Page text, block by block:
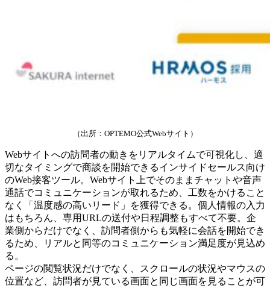
（出所：OPTEMO公式Webサイト）
Webサイトへの訪問者の動きをリアルタイムで可視化し、適
切なタイミングで商談を開始できるインサイドセールス向け
のWeb接客ツール。Webサイト上でそのままチャットや音声
通話でコミュニケーションが取れるため、工数をかけること
なく「温度感の高いリード」を獲得できる。個人情報の入力
はもちろん、専用URLの送付や日程調整もすべて不要。企
業側からだけでなく、訪問者側からも気軽に会話を開始でき
るため、リアルと同等のコミュニケーション満足度が見込め
る。
ページの閲覧状況だけでなく、スクロールの状況やマウスの
位置など、訪問者が見ている画面と同じ画面を見ることが可